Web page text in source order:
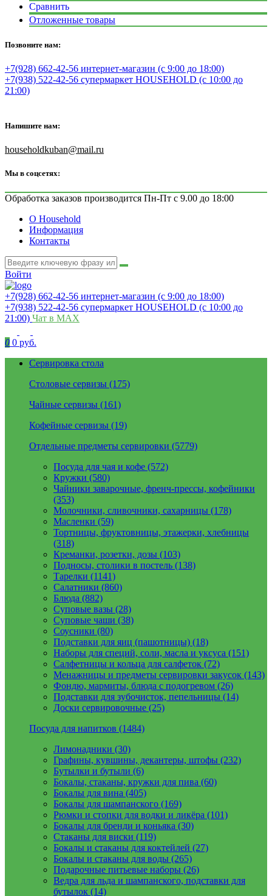
Сравнить
Отложенные товары
Позвоните нам:
+7(928) 662-42-56 интернет-магазин (с 9:00 до 18:00)
+7(938) 522-42-56 супермаркет HOUSEHOLD (с 10:00 до
21:00)
Напишите нам:
householdkuban@mail.ru
Мы в соцсетях:
Обработка заказов производится Пн-Пт с 9.00 до 18:00
О Household
Информация
Контакты
Войти
+7(928) 662-42-56 интернет-магазин (с 9:00 до 18:00)
+7(938) 522-42-56 супермаркет HOUSEHOLD (с 10:00 до
21:00) Чат в MAX
0 0 руб.
Сервировка стола
Столовые сервизы (175)
Чайные сервизы (161)
Кофейные сервизы (19)
Отдельные предметы сервировки (5779)
Посуда для чая и кофе (572)
Кружки (580)
Чайники заварочные, френч-прессы, кофейники
(353)
Молочники, сливочники, сахарницы (178)
Масленки (59)
Тортницы, фруктовницы, этажерки, хлебницы
(318)
Креманки, розетки, дозы (103)
Подносы, столики в постель (138)
Тарелки (1141)
Салатники (860)
Блюда (882)
Суповые вазы (28)
Суповые чаши (38)
Соусники (80)
Подставки для яиц (пашотницы) (18)
Наборы для специй, соли, масла и уксуса (151)
Салфетницы и кольца для салфеток (72)
Менажницы и предметы сервировки закусок (143)
Фондю, мармиты, блюда с подогревом (26)
Подставки для зубочисток, пепельницы (14)
Доски сервировочные (25)
Посуда для напитков (1484)
Лимонадники (30)
Графины, кувшины, декантеры, штофы (232)
Бутылки и бутыли (6)
Бокалы, стаканы, кружки для пива (60)
Бокалы для вина (405)
Бокалы для шампанского (169)
Рюмки и стопки для водки и ликёра (101)
Бокалы для бренди и коньяка (30)
Стаканы для виски (119)
Бокалы и стаканы для коктейлей (27)
Бокалы и стаканы для воды (265)
Подарочные питьевые наборы (26)
Ведра для льда и шампанского, подставки для
бутылок (14)